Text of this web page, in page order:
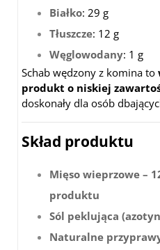
Białko: 29 g
Tłuszcze: 12 g
Węglowodany: 1 g
Schab wędzony z komina to
produkt o niskiej
doskonały dla osób
Skład produktu
Mięso wieprzowe –
produktu
Sól peklująca
Naturalne